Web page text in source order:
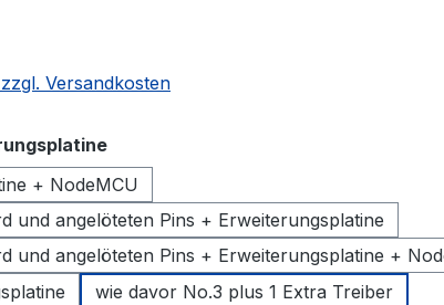
Versandkosten
auswählen
+ NodeMCU
und angelöteten Pins + Erweiterungsplatine
und angelöteten Pins + Erweiterungsplatine +
wie davor No.3 plus 1 Extra Treiber